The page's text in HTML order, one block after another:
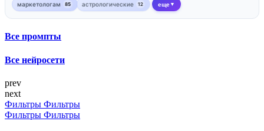
маркетологам 85 астрологические 12 еще ▼
Все промпты
Все нейросети
prev
next
Фильтры Фильтры
Фильтры Фильтры